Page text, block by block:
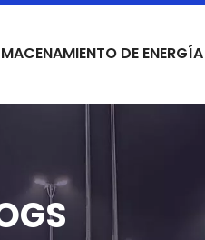
DE ENERGÍA